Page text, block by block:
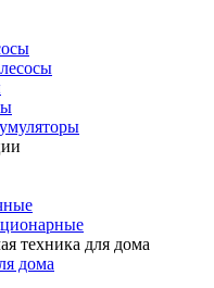
техника для дома
дома